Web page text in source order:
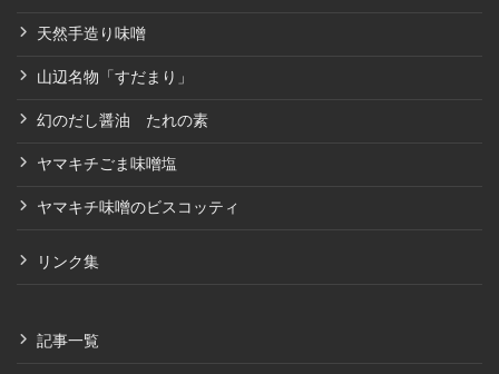
天然手造り味噌
山辺名物「すだまり」
幻のだし醤油 たれの素
ヤマキチごま味噌塩
ヤマキチ味噌のビスコッティ
リンク集
記事一覧